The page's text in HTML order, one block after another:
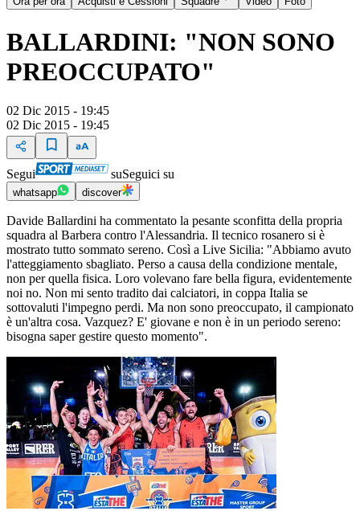
BALLARDINI: "NON SONO
PREOCCUPATO"
02 Dic 2015 - 19:45
02 Dic 2015 - 19:45
Segui suSeguici su
whatsapp discover
Davide Ballardini ha commentato la pesante sconfitta della propria
squadra al Barbera contro l'Alessandria. Il tecnico rosanero si è
mostrato tutto sommato sereno. Così a Live Sicilia: "Abbiamo avuto
l'atteggiamento sbagliato. Perso a causa della condizione mentale,
non per quella fisica. Loro volevano fare bella figura, evidentemente
noi no. Non mi sento tradito dai calciatori, in coppa Italia se
sottovaluti l'impegno perdi. Ma non sono preoccupato, il campionato
è un'altra cosa. Vazquez? E' giovane e non è in un periodo sereno:
bisogna saper gestire questo momento".